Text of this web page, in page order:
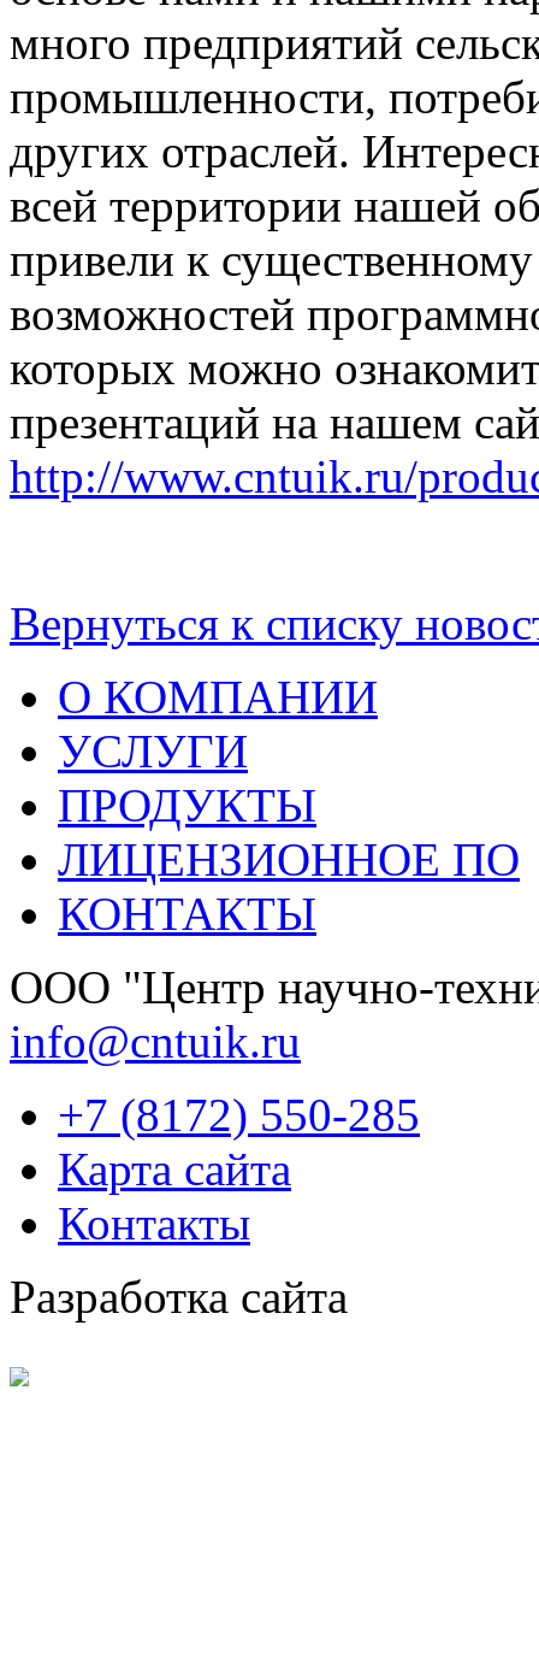
много предприятий
промышленности,
других отраслей.
всей территории нашей
привели к
возможностей
которых можно
презентаций на нашем
http://www.cntuik.ru/
Вернуться к списку
О КОМПАНИИ
УСЛУГИ
ПРОДУКТЫ
ЛИЦЕНЗИОННОЕ ПО
КОНТАКТЫ
OOО "Центр научно-
info@cntuik.ru
+7 (8172) 550-285
Карта сайта
Контакты
Разработка сайта